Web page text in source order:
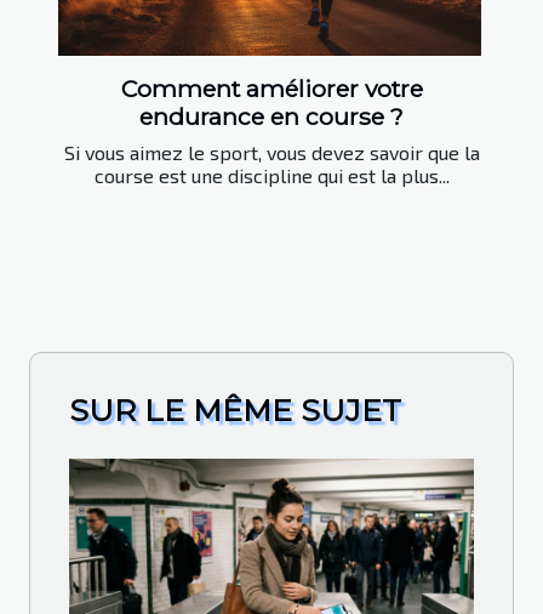
Comment améliorer votre
endurance en course ?
Si vous aimez le sport, vous devez savoir que la
course est une discipline qui est la plus...
SUR LE MÊME SUJET